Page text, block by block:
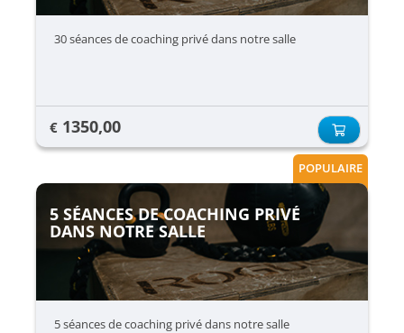
30 séances de coaching privé dans notre salle
€ 1350,00
POPULAIRE
5 SÉANCES DE COACHING PRIVÉ
DANS NOTRE SALLE
5 séances de coaching privé dans notre salle